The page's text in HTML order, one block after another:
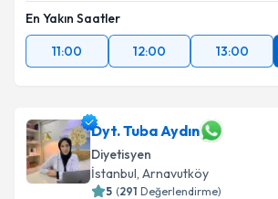
En Yakın Saatler
11:00
12:00 13:00
Dyt. Tuba Aydın
Diyetisyen
İstanbul, Arnavutköy
5 (291 Değerlendirme)